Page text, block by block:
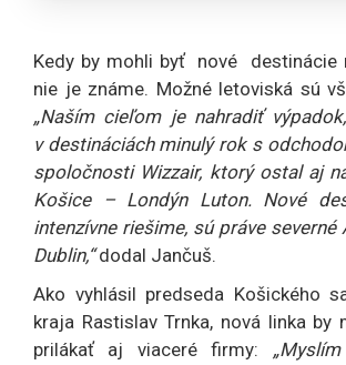
Kedy by mohli byť nové destinácie
nie je známe. Možné letoviská sú
„Naším cieľom je nahradiť
v destináciách minulý rok s
spoločnosti Wizzair, ktorý ostal aj
Košice – Londýn Luton. Nové
intenzívne riešime, sú práve severné
Dublin,“dodal Jančuš.
Ako vyhlásil predseda Košického
kraja Rastislav Trnka, nová linka by
prilákať aj viaceré firmy: